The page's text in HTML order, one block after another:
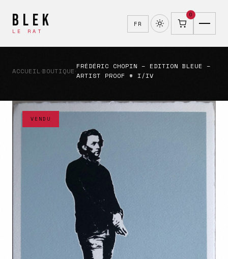
BLEK
LE RAT
FR
0
ACCUEIL›BOUTIQUE ›
FRÉDÉRIC CHOPIN – EDITION BLEUE –
ARTIST PROOF # I/IV
VENDU